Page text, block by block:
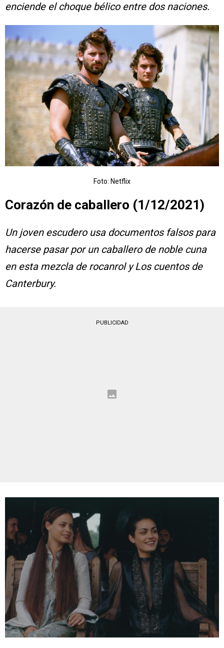
enciende el choque bélico entre dos naciones.
Foto: Netflix
Corazón de caballero (1/12/2021)
Un joven escudero usa documentos falsos para
hacerse pasar por un caballero de noble cuna
en esta mezcla de rocanrol y Los cuentos de
Canterbury.
PUBLICIDAD